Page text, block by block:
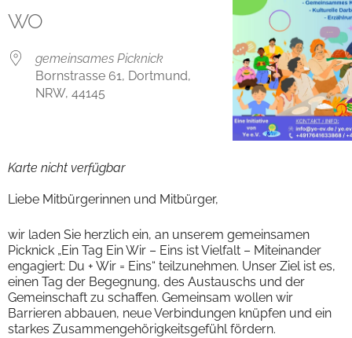
WO
gemeinsames Picknick
Bornstrasse 61, Dortmund,
NRW, 44145
Karte nicht verfügbar
Liebe Mitbürgerinnen und Mitbürger,
wir laden Sie herzlich ein, an unserem gemeinsamen
Picknick „Ein Tag Ein Wir – Eins ist Vielfalt – Miteinander
engagiert: Du + Wir = Eins“ teilzunehmen. Unser Ziel ist es,
einen Tag der Begegnung, des Austauschs und der
Gemeinschaft zu schaffen. Gemeinsam wollen wir
Barrieren abbauen, neue Verbindungen knüpfen und ein
starkes Zusammengehörigkeitsgefühl fördern.